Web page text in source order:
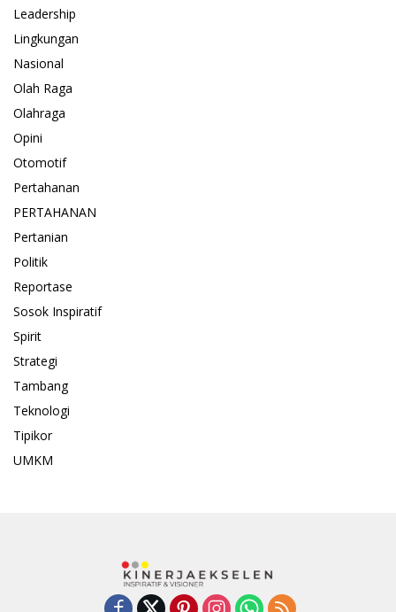
Leadership
Lingkungan
Nasional
Olah Raga
Olahraga
Opini
Otomotif
Pertahanan
PERTAHANAN
Pertanian
Politik
Reportase
Sosok Inspiratif
Spirit
Strategi
Tambang
Teknologi
Tipikor
UMKM